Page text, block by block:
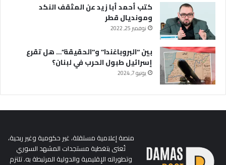
كتب أحمد أبا زيد عن المثقف النكد
ومونديال قطر
نوفمبر 25, 2022
بين “البروباغندا” و”الحقيقة”… هل تقرع
إسرائيل طبول الحرب في لبنان؟
يونيو 7, 2024
منصة إعلامية مستقلة، غير حكومية وغير ربحية،
تُعنى بتغطية مستجدات المشهد السوري
وتطوراته الإقليمية والدولية المرتبطة به. تلتزم